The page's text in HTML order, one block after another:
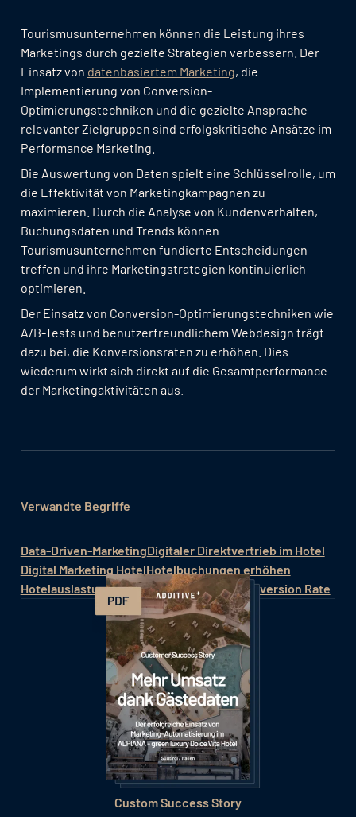
Tourismusunternehmen können die Leistung ihres
Marketings durch gezielte Strategien verbessern. Der
Einsatz von datenbasiertem Marketing, die
Implementierung von Conversion-
Optimierungstechniken und die gezielte Ansprache
relevanter Zielgruppen sind erfolgskritische Ansätze im
Performance Marketing.
Die Auswertung von Daten spielt eine Schlüsselrolle, um
die Effektivität von Marketingkampagnen zu
maximieren. Durch die Analyse von Kundenverhalten,
Buchungsdaten und Trends können
Tourismusunternehmen fundierte Entscheidungen
treffen und ihre Marketingstrategien kontinuierlich
optimieren.
Der Einsatz von Conversion-Optimierungstechniken wie
A/B-Tests und benutzerfreundlichem Webdesign trägt
dazu bei, die Konversionsraten zu erhöhen. Dies
wiederum wirkt sich direkt auf die Gesamtperformance
der Marketingaktivitäten aus.
Verwandte Begriffe
Data-Driven-MarketingDigitaler Direktvertrieb im Hotel
Digital Marketing HotelHotelbuchungen erhöhen
Hotelauslastung steigernConversion / Conversion Rate
Custom Success Story